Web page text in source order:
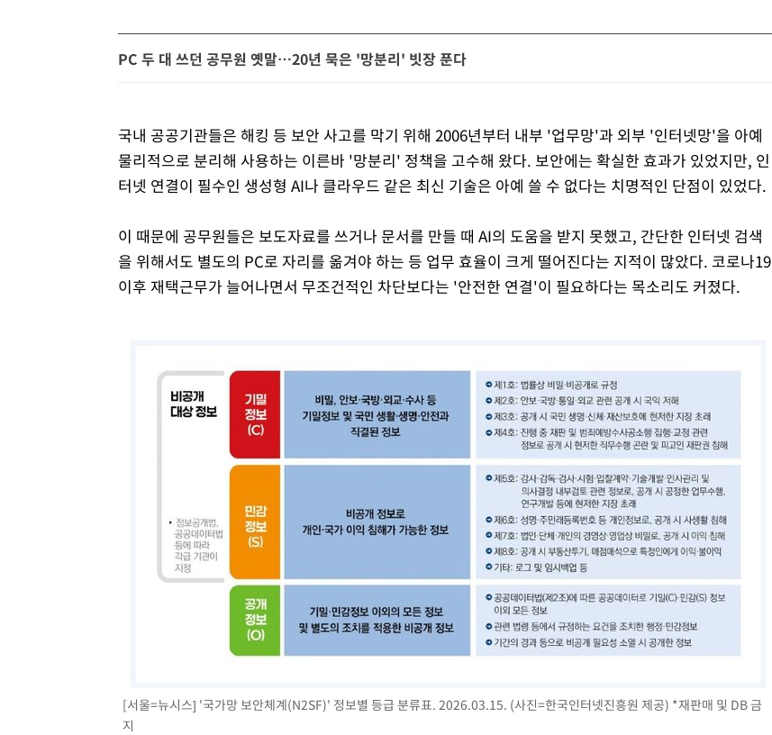
PC 두 대 쓰던 공무원 옛말…20년 묵은 '망분리' 빗장 푼다
국내 공공기관들은 해킹 등 보안 사고를 막기 위해 2006년부터 내부 '업무망'과 외부 '인터넷망'을 아예
물리적으로 분리해 사용하는 이른바 '망분리' 정책을 고수해 왔다. 보안에는 확실한 효과가 있었지만, 인
터넷 연결이 필수인 생성형 AI나 클라우드 같은 최신 기술은 아예 쓸 수 없다는 치명적인 단점이 있었다.
이 때문에 공무원들은 보도자료를 쓰거나 문서를 만들 때 AI의 도움을 받지 못했고, 간단한 인터넷 검색
을 위해서도 별도의 PC로 자리를 옮겨야 하는 등 업무 효율이 크게 떨어진다는 지적이 많았다. 코로나19
이후 재택근무가 늘어나면서 무조건적인 차단보다는 '안전한 연결'이 필요하다는 목소리도 커졌다.
[서울=뉴시스] '국가망 보안체계(N2SF)' 정보별 등급 분류표. 2026.03.15. (사진=한국인터넷진흥원 제공) *재판매 및 DB 금
지